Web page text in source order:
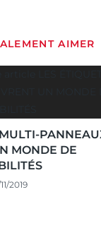
AIMER
MONDE DE
2019